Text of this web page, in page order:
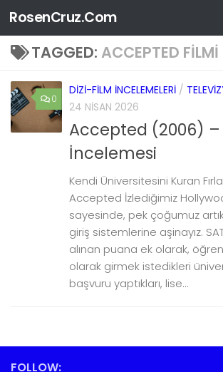
Skip to content
RosenCruz.Com
TAGGED: ACCEPTED FILMI
0
DIZI-FILM İNCELEMELERI /
24 NISAN 2026
Accepted (2006) –
İncelemesi
Kendi Üniversitesini Kuran
Accepted İzlediğimiz
sayesinde, pek çoğumuz
giriş sistemlerine aşinayız.
alınan puana ek olarak,
olarak girmek istedikleri
başvuru yaptıkları, lise...
FOLLOW: